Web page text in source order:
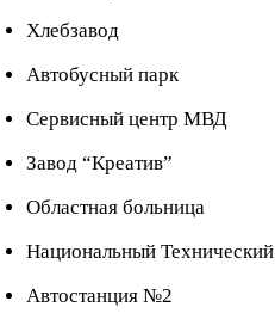
Хлебзавод
Автобусный парк
Сервисный центр МВД
Завод “Креатив”
Областная больница
Национальный Технический
Автостанция №2